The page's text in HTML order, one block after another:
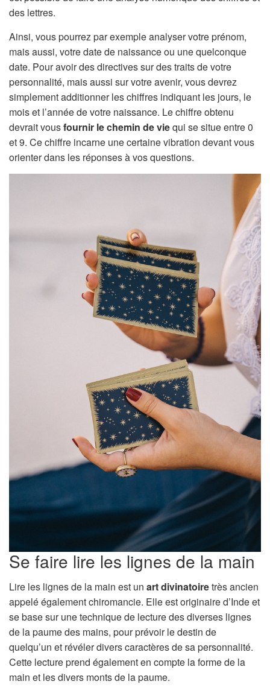
des lettres.
Ainsi, vous pourrez par exemple analyser votre prénom,
mais aussi, votre date de naissance ou une quelconque
date. Pour avoir des directives sur des traits de votre
personnalité, mais aussi sur votre avenir, vous devrez
simplement additionner les chiffres indiquant les jours, le
mois et l’année de votre naissance. Le chiffre obtenu
devrait vousfournir le chemin de viequi se situe entre 0
et 9. Ce chiffre incarne une certaine vibration devant vous
orienter dans les réponses à vos questions.
Se faire lire les lignes de la main
Lire les lignes de la main est un art divinatoiretrès ancien
appelé également chiromancie. Elle est originaire d’Inde et
se base sur une technique de lecture des diverses lignes
de la paume des mains, pour prévoir le destin de
quelqu’un et révéler divers caractères de sa personnalité.
Cette lecture prend également en compte la forme de la
main et les divers monts de la paume.